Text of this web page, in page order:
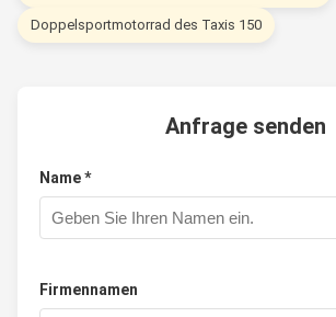
Doppelsportmotorrad des Taxis 150
Anfrage senden
Name *
Firmennamen